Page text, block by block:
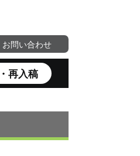
お問い合わせ
再入稿